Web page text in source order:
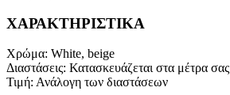
ΧΑΡΑΚΤΗΡΙΣΤΙΚΑ
Χρώμα: White, beige
Διαστάσεις: Κατασκευάζεται στα μέτρα σας
Τιμή: Ανάλογη των διαστάσεων